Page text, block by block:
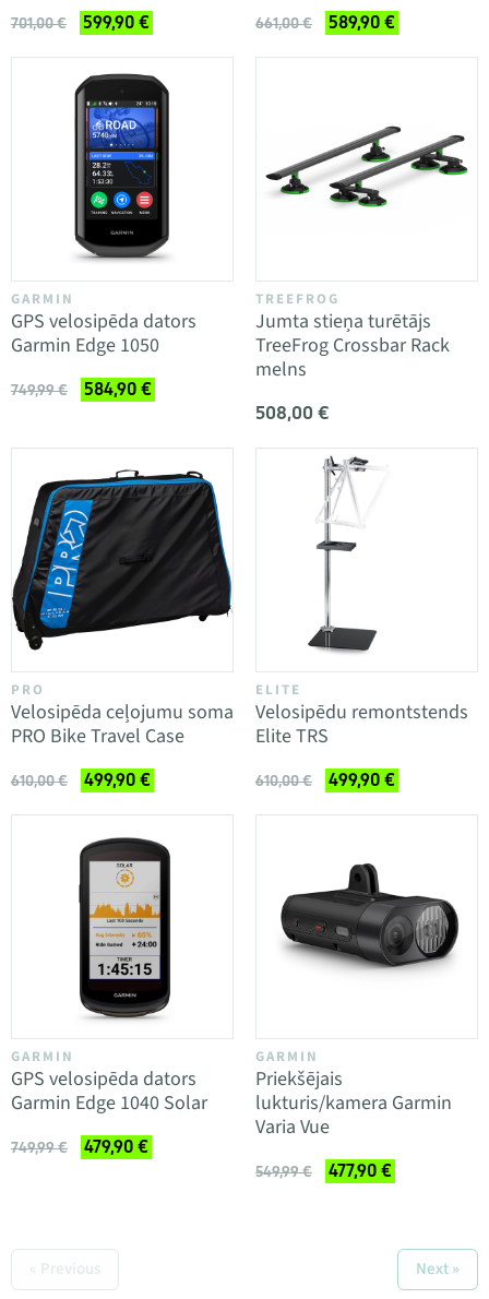
701,00 € 599,90 € 661,00 € 589,90 €
GARMIN
GPS velosipēda dators
Garmin Edge 1050
749,99 € 584,90 €
TREEFROG
Jumta stieņa turētājs
TreeFrog Crossbar Rack
melns
508,00 €
PRO
Velosipēda ceļojumu soma
PRO Bike Travel Case
610,00 € 499,90 €
ELITE
Velosipēdu remontstends
Elite TRS
610,00 € 499,90 €
GARMIN
GPS velosipēda dators
Garmin Edge 1040 Solar
749,99 € 479,90 €
GARMIN
Priekšējais
lukturis/kamera Garmin
Varia Vue
549,99 € 477,90 €
« Previous Next »